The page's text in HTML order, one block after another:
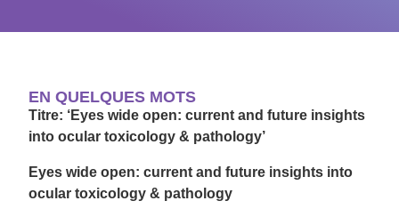
EN QUELQUES MOTS
Titre: ‘Eyes wide open: current and future insights
into ocular toxicology & pathology’
Eyes wide open: current and future insights into
ocular toxicology & pathology